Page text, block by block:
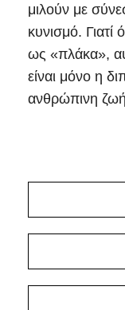
μιλούν με
κυνισμό. Γιατί
ως «πλάκα»,
είναι μόνο η
ανθρώπινη